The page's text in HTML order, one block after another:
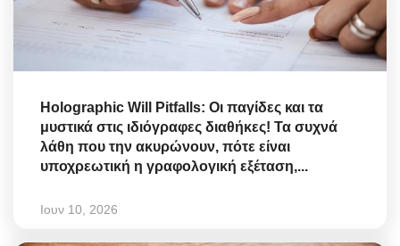
Holographic Will Pitfalls: Οι παγίδες και τα
μυστικά στις ιδιόγραφες διαθήκες! Τα συχνά
λάθη που την ακυρώνουν, πότε είναι
υποχρεωτική η γραφολογική εξέταση,...
Ιουν 10, 2026